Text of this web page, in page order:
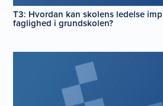
T3: Hvordan kan skolens ledelse
faglighed i grundskolen?